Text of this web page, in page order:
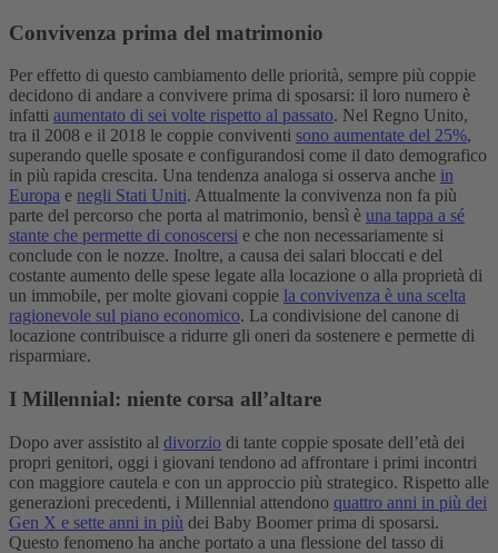
Convivenza prima del matrimonio
Per effetto di questo cambiamento delle priorità, sempre più coppie
decidono di andare a convivere prima di sposarsi: il loro numero è
infatti aumentato di sei volte rispetto al passato. Nel Regno Unito,
tra il 2008 e il 2018 le coppie conviventi sono aumentate del 25%,
superando quelle sposate e configurandosi come il dato demografico
in più rapida crescita. Una tendenza analoga si osserva anche in
Europa e negli Stati Uniti. Attualmente la convivenza non fa più
parte del percorso che porta al matrimonio, bensì è una tappa a sé
stante che permette di conoscersi e che non necessariamente si
conclude con le nozze. Inoltre, a causa dei salari bloccati e del
costante aumento delle spese legate alla locazione o alla proprietà di
un immobile, per molte giovani coppie la convivenza è una scelta
ragionevole sul piano economico. La condivisione del canone di
locazione contribuisce a ridurre gli oneri da sostenere e permette di
risparmiare.
I Millennial: niente corsa all’altare
Dopo aver assistito al divorzio di tante coppie sposate dell’età dei
propri genitori, oggi i giovani tendono ad affrontare i primi incontri
con maggiore cautela e con un approccio più strategico. Rispetto alle
generazioni precedenti, i Millennial attendono quattro anni in più dei
Gen X e sette anni in più dei Baby Boomer prima di sposarsi.
Questo fenomeno ha anche portato a una flessione del tasso di